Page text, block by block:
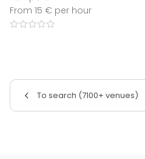
From 15 € per hour
To search (7100+ venues)